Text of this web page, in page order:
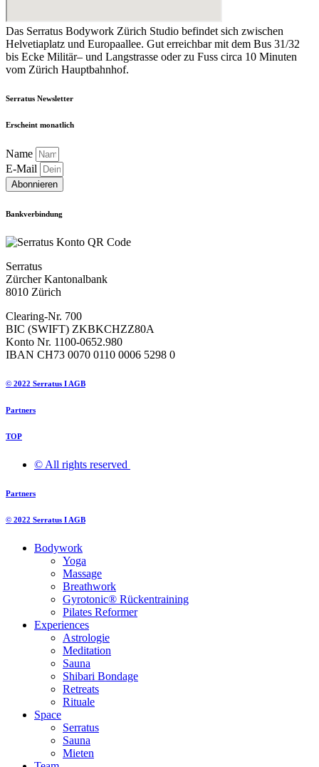
Das Serratus Bodywork Zürich Studio befindet sich zwischen
Helvetiaplatz und Europaallee. Gut erreichbar mit dem Bus 31/32
bis Ecke Militär– und Langstrasse oder zu Fuss circa 10 Minuten
vom Zürich Hauptbahnhof.
Serratus Newsletter
Erscheint monatlich
Name
E-Mail
Abonnieren
Bankverbindung
Serratus
Zürcher Kantonalbank
8010 Zürich
Clearing-Nr. 700
BIC (SWIFT) ZKBKCHZZ80A
Konto Nr. 1100-0652.980
IBAN CH73 0070 0110 0006 5298 0
© 2022 Serratus I AGB
Partners
TOP
© All rights reserved ​
Partners
© 2022 Serratus I AGB
Bodywork
Yoga
Massage
Breathwork
Gyrotonic® Rückentraining
Pilates Reformer
Experiences
Astrologie
Meditation
Sauna
Shibari Bondage
Retreats
Rituale
Space
Serratus
Sauna
Mieten